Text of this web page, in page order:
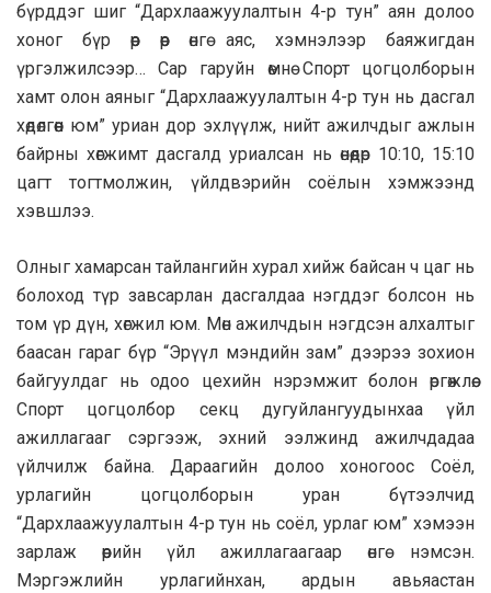
бүрддэг шиг “Дархлаажуулалтын 4-р тун” аян долоо
хоног бүр өөр өөр өнгө аяс, хэмнэлээр баяжигдан
үргэлжилсээр… Сар гаруйн өмнө Спорт цогцолборын
хамт олон аяныг “Дархлаажуулалтын 4-р тун нь дасгал
хөдөлгөөн юм” уриан дор эхлүүлж, нийт ажилчдыг ажлын
байрны хөгжимт дасгалд уриалсан нь өнөөдөр 10:10, 15:10
цагт тогтмолжин, үйлдвэрийн соёлын хэмжээнд
хэвшлээ.
Олныг хамарсан тайлангийн хурал хийж байсан ч цаг нь
болоход түр завсарлан дасгалдаа нэгддэг болсон нь
том үр дүн, хөгжил юм. Мөн ажилчдын нэгдсэн алхалтыг
баасан гараг бүр “Эрүүл мэндийн зам” дээрээ зохион
байгуулдаг нь одоо цехийн нэрэмжит болон өргөжлөө.
Спорт цогцолбор секц дугуйлангуудынхаа үйл
ажиллагааг сэргээж, эхний ээлжинд ажилчдадаа
үйлчилж байна. Дараагийн долоо хоногоос Соёл,
урлагийн цогцолборын уран бүтээлчид
“Дархлаажуулалтын 4-р тун нь соёл, урлаг юм” хэмээн
зарлаж өөрийн үйл ажиллагаагаар өнгө нэмсэн.
Мэргэжлийн урлагийнхан, ардын авьяастан